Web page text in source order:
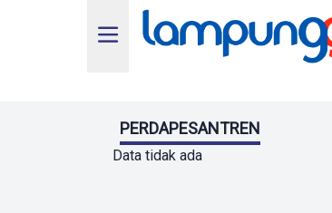
PERDAPESANTREN
Data tidak ada